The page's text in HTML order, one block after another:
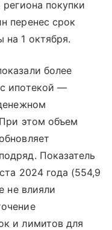
покупки
перенес срок
на 1 октября.
более
ипотекой —
этом объем
Показатель
2024 года (554,9
не влияли
и лимитов для